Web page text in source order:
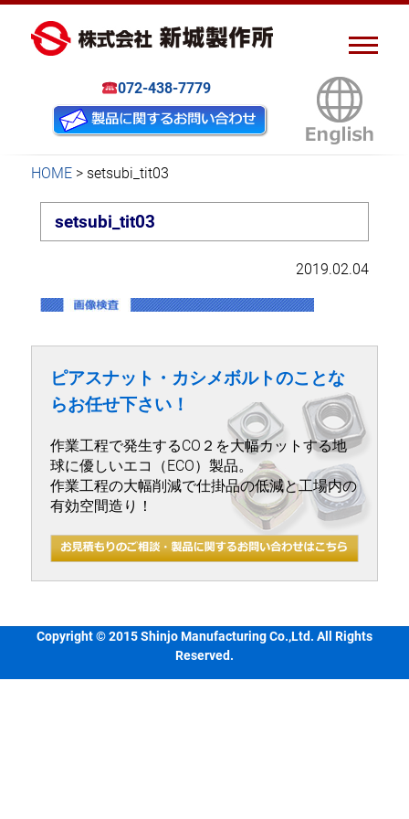
ピアスナット、クリンチボル
新城製作所
072-438-7779
HOME > setsubi_tit03
setsubi_tit03
2019.02.04
ピアスナット・カシメボルトのことな
らお任せ下さい！
作業工程で発生するCO２を大幅カットする地
球に優しいエコ（ECO）製品。
作業工程の大幅削減で仕掛品の低減と工場内の
有効空間造り！
Copyright © 2015 Shinjo Manufacturing Co.,Ltd. All Rights
Reserved.